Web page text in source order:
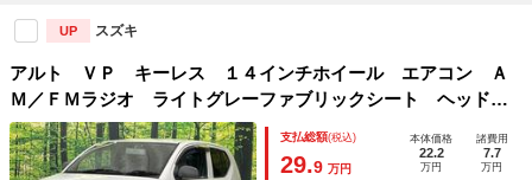
UP スズキ
アルト ＶＰ キーレス １４インチホイール エアコン Ａ
Ｍ／ＦＭラジオ ライトグレーファブリックシート ヘッドラ
イトリベライザー 一体可倒式リアシート ホワイトインパネ
加飾 マルチインフォメーションディスプレイ
支払総額(税込)
29.9 万円
本体価格
22.2
万円
諸費用
7.7
万円